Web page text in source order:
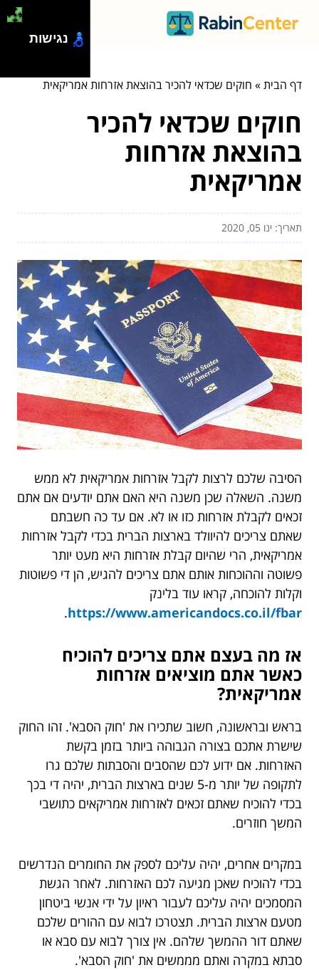
דף הבית» חוקים שכדאי להכיר בהוצאת אזרחות אמריקאית
חוקים שכדאי להכיר
בהוצאת אזרחות
אמריקאית
תאריך: ינו 05, 2020
הסיבה שלכם לרצות לקבל אזרחות אמריקאית לא ממש
משנה. השאלה שכן משנה היא האם אתם יודעים אם אתם
זכאים לקבלת אזרחות כזו או לא. אם עד כה חשבתם
שאתם צריכים להיוולד בארצות הברית בכדי לקבל אזרחות
אמריקאית, הרי שהיום קבלת אזרחות היא מעט יותר
פשוטה וההוכחות אותם אתם צריכים להגיש, הן די פשוטות
וקלות להוכחה, קראו עוד בלינק
https://www.americandocs.co.il/fbar
.
אז מה בעצם אתם צריכים להוכיח
כאשר אתם מוציאים אזרחות
אמריקאית?
בראש ובראשונה, חשוב שתכירו את 'חוק הסבא'. זהו החוק
שישרת אתכם בצורה הגבוהה ביותר בזמן בקשת
האזרחות. אם ידוע לכם שהסבים והסבתות שלכם גרו
לתקופה של יותר מ-5 שנים בארצות הברית, יהיה די בכך
בכדי להוכיח שאתם זכאים לאזרחות אמריקאים כתושבי
המשך חוזרים.
במקרים אחרים, יהיה עליכם לספק את החומרים הנדרשים
בכדי להוכיח שאכן מגיעה לכם האזרחות. לאחר הגשת
המסמכים יהיה עליכם לעבור ראיון על ידי אנשי ביטחון
מטעם ארצות הברית. תצטרכו לבוא עם ההורים שלכם
שאתם דור ההמשך שלהם. אין צורך לבוא עם סבא או
סבתא במקרה ואתם מממשים את 'חוק הסבא'.
נגישות